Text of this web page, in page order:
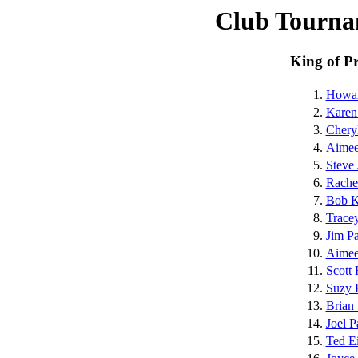
Club
King of
1.
2.
3.
4.
5. Steve
6.
7. Bob
8.
9. Jim
10.
11. Scott
12. Suzy
13. Brian
14. Joel
15. Ted